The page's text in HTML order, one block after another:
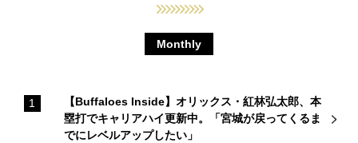
Monthly
【Buffaloes Inside】オリックス・紅林弘太郎、本
塁打でキャリアハイ更新中。「宮城が戻ってくるま
でにレベルアップしたい」